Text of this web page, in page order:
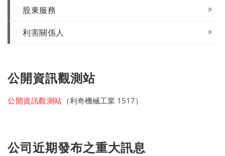
股東服務
利害關係人
公開資訊觀測站
公開資訊觀測站 （利奇機械工業 1517）
公司近期發布之重大訊息